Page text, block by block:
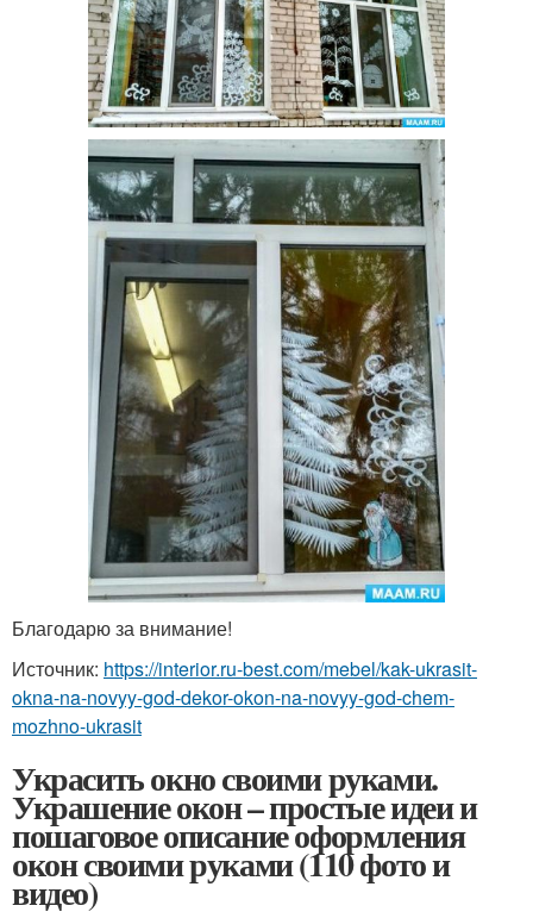
Благодарю за внимание!
Источник: https://interior.ru-best.com/mebel/kak-ukrasit-
okna-na-novyy-god-dekor-okon-na-novyy-god-chem-
mozhno-ukrasit
Украсить окно своими руками.
Украшение окон – простые идеи и
пошаговое описание оформления
окон своими руками (110 фото и
видео)